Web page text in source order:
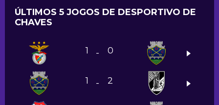
ÚLTIMOS 5 JOGOS DE DESPORTIVO DE
CHAVES
1 - 0
1 - 2